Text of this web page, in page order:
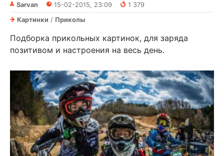
Sarvan 15-02-2015, 23:09
1 379
Картинки / Приколы
Подборка прикольных картинок, для заряда
позитивом и настроения на весь день.